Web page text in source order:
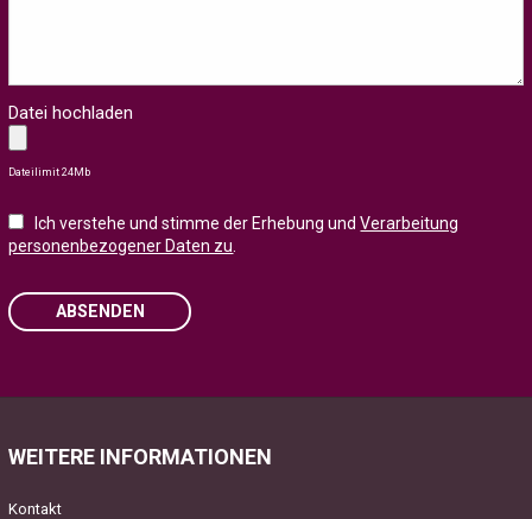
Datei hochladen
Dateilimit 24Mb
Ich verstehe und stimme der Erhebung undVerarbeitung
personenbezogener Daten zu
ABSENDEN
WEITERE INFORMATIONEN
Kontakt